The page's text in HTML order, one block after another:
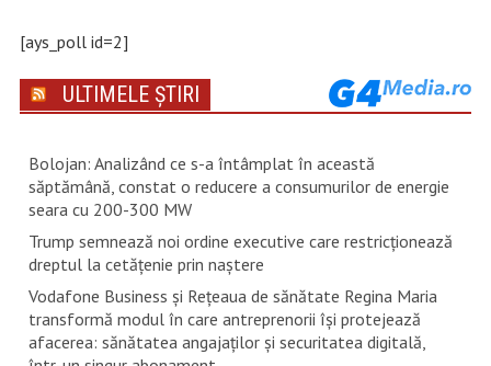
[ays_poll id=2]
ULTIMELE ȘTIRI
Bolojan: Analizând ce s-a întâmplat în această
săptămână, constat o reducere a consumurilor de energie
seara cu 200-300 MW
Trump semnează noi ordine executive care restricţionează
dreptul la cetăţenie prin naştere
Vodafone Business și Rețeaua de sănătate Regina Maria
transformă modul în care antreprenorii își protejează
afacerea: sănătatea angajaților și securitatea digitală,